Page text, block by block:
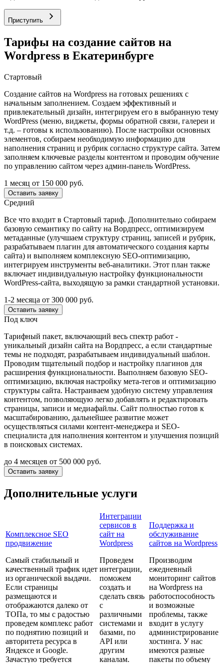
Приступить
Тарифы на создание сайтов на
Wordpress в Екатеринбурге
Стартовый
Создание сайтов на Wordpress на готовых решениях с
начальным заполнением. Создаем эффективный и
привлекательный дизайн, интегрируем его в выбранную тему
WordPress (меню, виджеты, формы обратной связи, галереи и
т.д. – готовы к использованию). После настройки основных
элементов, собираем необходимую информацию для
наполнения страниц и рубрик согласно структуре сайта. Затем
заполняем ключевые разделы контентом и проводим обучение
по управлению сайтом через админ-панель WordPress.
1 месяц от 150 000 руб.
Оставить заявку
Средний
Все что входит в Стартовый тариф. Дополнительно собираем
базовую семантику по сайту на Вордпресс, оптимизируем
метаданные (улучшаем структуру страниц, записей и рубрик,
разрабатываем плагин для автоматического создания карты
сайта) и выполняем комплексную SEO-оптимизацию,
интегрируем инструменты веб-аналитики. Этот план также
включает индивидуальную настройку функциональности
WordPress-сайта, выходящую за рамки стандартной установки.
1-2 месяца от 300 000 руб.
Оставить заявку
Под ключ
Тарифный пакет, включающий весь спектр работ -
уникальный дизайн сайта на Вордпресс, а если стандартные
темы не подходят, разрабатываем индивидуальный шаблон.
Проводим тщательный подбор и настройку плагинов для
расширения функциональности. Выполняем базовую SEO-
оптимизацию, включая настройку мета-тегов и оптимизацию
структуры сайта. Настраиваем удобную систему управления
контентом, позволяющую легко добавлять и редактировать
страницы, записи и медиафайлы. Сайт полностью готов к
масштабированию, дальнейшее развитие может
осуществляться силами контент-менеджера и SEO-
специалиста для наполнения контентом и улучшения позиций
в поисковых системах.
до 4 месяцев от 500 000 руб.
Оставить заявку
Дополнительные услуги
Комплексное SEO
продвижение
Самый стабильный и
качественный трафик идет
из органической выдачи.
Если страницы
размещаются и
отображаются далеко от
ТОПа, то мы с радостью
проведем комплекс работ
по поднятию позиций и
авторитета ресурса в
Яндексе и Google.
Зачастую требуется
Интеграции
сервисов в
сайт на
Wordpress
Проведем
интеграции,
поможем
создать и
сделать связь
с
различными
системами и
базами, по
API или
другим
каналам.
Поддержка и
обслуживание
сайтов на Wordpress
Производим
ежедневный
мониторинг сайтов
на Wordpress на
работоспособность
и возможные
проблемы, также
входит в услугу
администрирование
хостинга. У нас
имеются разные
пакеты по объему